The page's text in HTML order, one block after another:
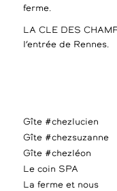
ferme.
LA CLE DES
l’entrée de Rennes.
Gîte #chezlucien
Gîte #chezsuzanne
Gîte #chezléon
Le coin SPA
La ferme et nous